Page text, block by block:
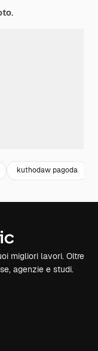
kuthodaw pagoda
migliori lavori. Oltre
agenzie e studi.